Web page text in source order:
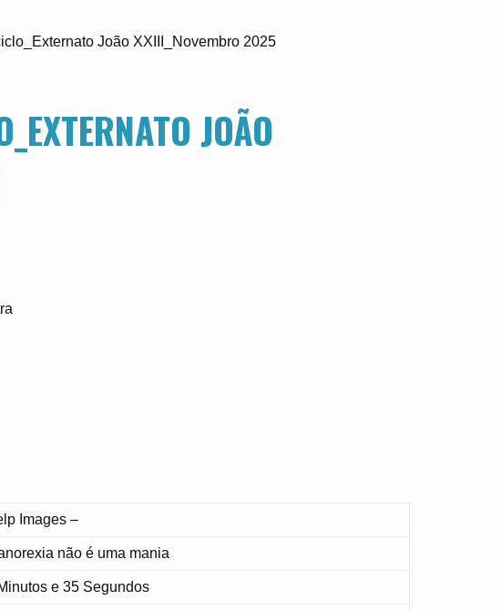
João XXIII_Novembro 2025
JOÃO
Images –
não é uma mania
e 35 Segundos